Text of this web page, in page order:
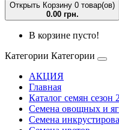
Открыть Корзину 0 товар(ов)
0.00 грн.
В корзине пусто!
Категории Категории
АКЦИЯ
Главная
Каталог семян сезон
Семена овощных и
Семена